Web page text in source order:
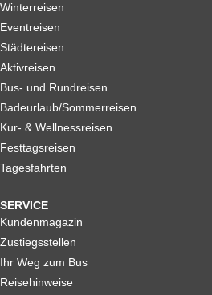
Winterreisen
Eventreisen
Städtereisen
Aktivreisen
Bus- und Rundreisen
Badeurlaub/Sommerreisen
Kur- & Wellnessreisen
Festtagsreisen
Tagesfahrten
SERVICE
Kundenmagazin
Zustiegsstellen
Ihr Weg zum Bus
Reisehinweise